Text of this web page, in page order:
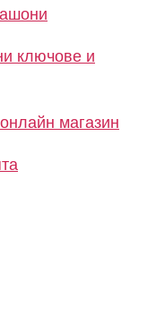
ключове и
магазин